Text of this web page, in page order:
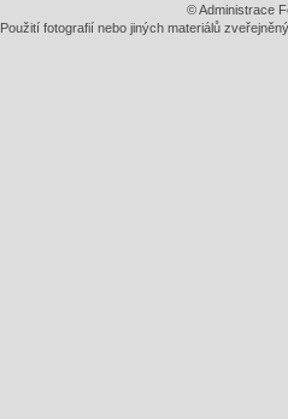
© Administrace
Použití fotografií nebo jiných materiálů